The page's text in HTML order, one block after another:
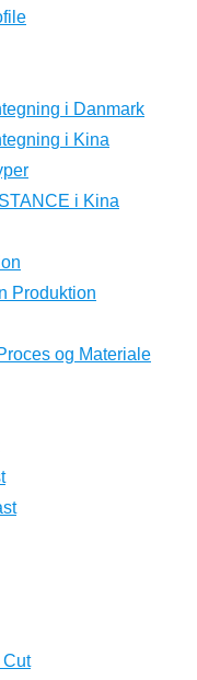
i Danmark
i Kina
i Kina
Produktion
og Materiale